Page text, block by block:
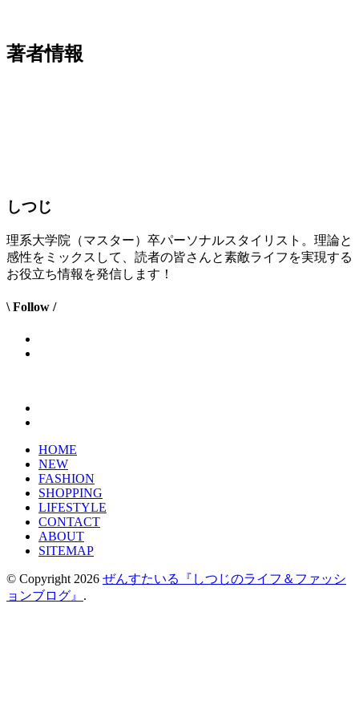
著者情報
しつじ
理系大学院（マスター）卒パーソナルスタイリスト。理論と
感性をミックスして、読者の皆さんと素敵ライフを実現する
お役立ち情報を発信します！
\ Follow /
HOME
NEW
FASHION
SHOPPING
LIFESTYLE
CONTACT
ABOUT
SITEMAP
© Copyright 2026 ぜんすたいる『しつじのライフ＆ファッシ
ョンブログ』 .